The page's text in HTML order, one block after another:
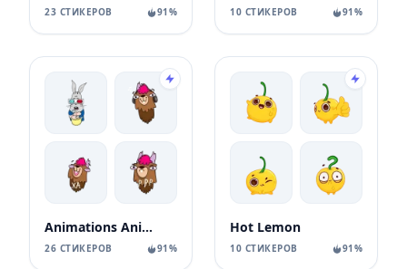
23 СТИКЕРОВ 91% 10 СТИКЕРОВ 91%
Animations Animals Sticks
26 СТИКЕРОВ 91%
Hot Lemon
10 СТИКЕРОВ 91%